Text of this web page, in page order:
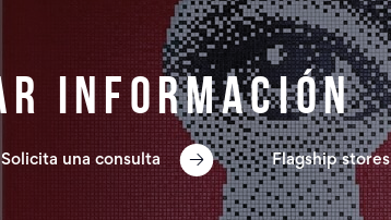
información
Solicita una consulta Flagship stores